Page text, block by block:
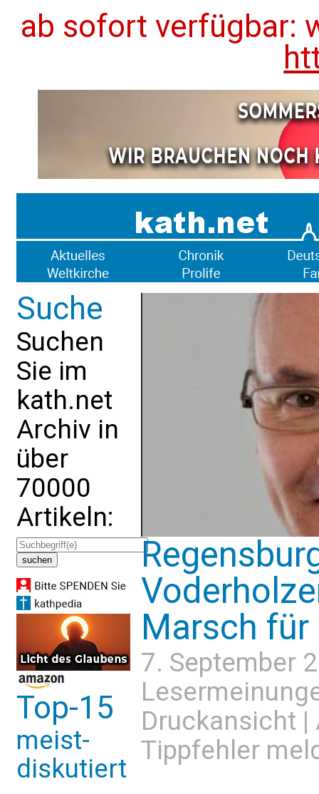
ab sofort verfügbar:
Suche
Suchen
Sie im
kath.net
Archiv in
über
70000
Artikeln:
Top-15
meist-
diskutiert
Marsch für
7. September
Druckansicht |
Tippfehler